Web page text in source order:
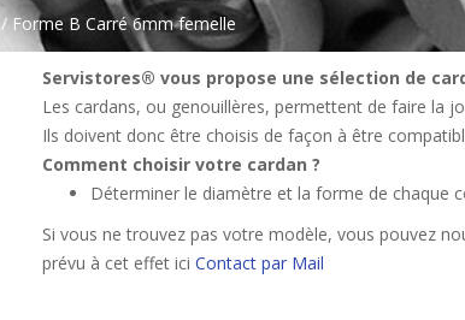
/ Forme B Carré 6mm femelle
Servistores® vous propose une sélection de
Les cardans, ou genouillères, permettent de faire la
Ils doivent donc être choisis de façon à être
Comment choisir votre cardan ?
Déterminer le diamètre et la forme de chaque
Si vous ne trouvez pas votre modèle, vous pouvez
prévu à cet effet ici Contact par Mail